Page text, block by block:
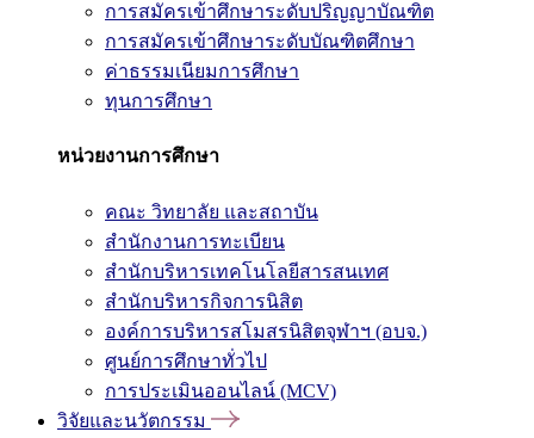
การสมัครเข้าศึกษาระดับปริญญาบัณฑิต
การสมัครเข้าศึกษาระดับบัณฑิตศึกษา
ค่าธรรมเนียมการศึกษา
ทุนการศึกษา
หน่วยงานการศึกษา
คณะ วิทยาลัย และสถาบัน
สำนักงานการทะเบียน
สำนักบริหารเทคโนโลยีสารสนเทศ
สำนักบริหารกิจการนิสิต
องค์การบริหารสโมสรนิสิตจุฬาฯ (อบจ.)
ศูนย์การศึกษาทั่วไป
การประเมินออนไลน์ (MCV)
วิจัยและนวัตกรรม